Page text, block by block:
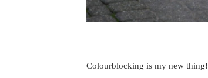
Colourblocking is my new thing!